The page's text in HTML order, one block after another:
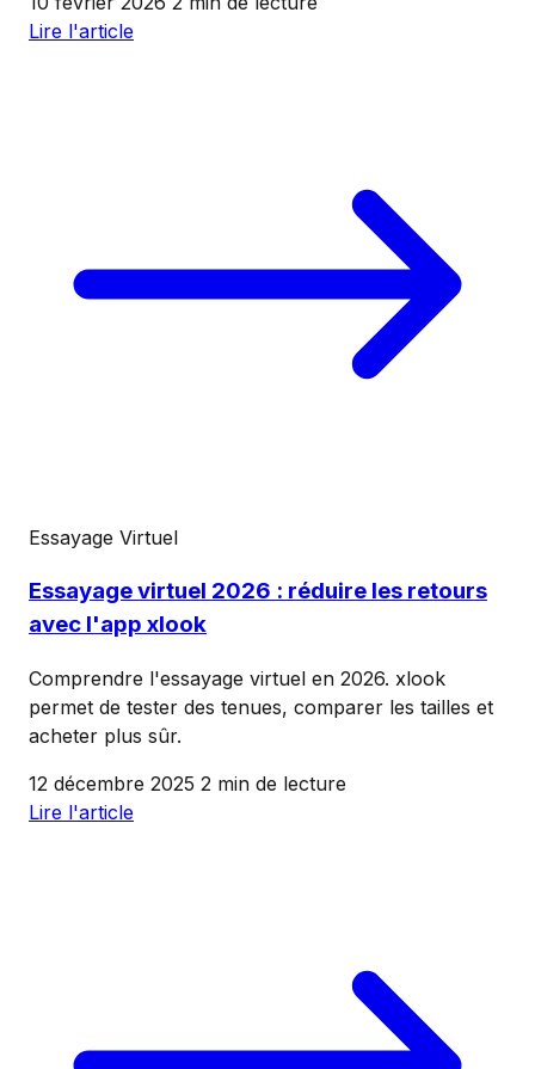
Lire l'article
Essayage Virtuel
Essayage virtuel 2026 : réduire les retours
avec l'app xlook
Comprendre l'essayage virtuel en 2026. xlook
permet de tester des tenues, comparer les tailles et
acheter plus sûr.
12 décembre 2025 2 min de lecture
Lire l'article